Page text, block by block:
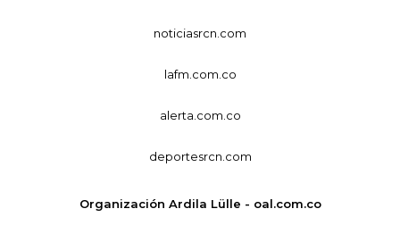
noticiasrcn.com
lafm.com.co
alerta.com.co
deportesrcn.com
Organización Ardila Lülle - oal.com.co